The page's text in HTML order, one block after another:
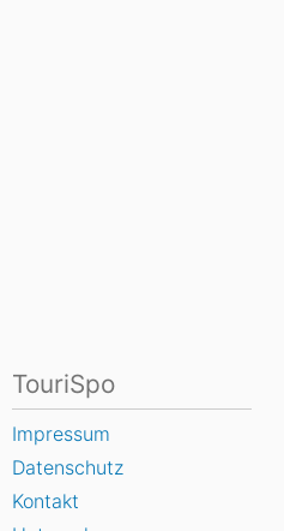
TouriSpo
Impressum
Datenschutz
Kontakt